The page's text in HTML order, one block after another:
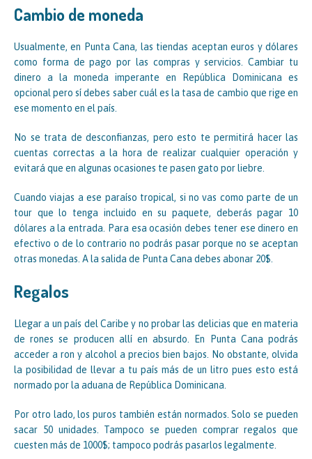
Cambio de moneda
Usualmente, en Punta Cana, las tiendas aceptan euros y dólares
como forma de pago por las compras y servicios. Cambiar tu
dinero a la moneda imperante en República Dominicana es
opcional pero sí debes saber cuál es la tasa de cambio que rige en
ese momento en el país.
No se trata de desconfianzas, pero esto te permitirá hacer las
cuentas correctas a la hora de realizar cualquier operación y
evitará que en algunas ocasiones te pasen gato por liebre.
Cuando viajas a ese paraíso tropical, si no vas como parte de un
tour que lo tenga incluido en su paquete, deberás pagar 10
dólares a la entrada. Para esa ocasión debes tener ese dinero en
efectivo o de lo contrario no podrás pasar porque no se aceptan
otras monedas. A la salida de Punta Cana debes abonar 20$.
Regalos
Llegar a un país del Caribe y no probar las delicias que en materia
de rones se producen allí en absurdo. En Punta Cana podrás
acceder a ron y alcohol a precios bien bajos. No obstante, olvida
la posibilidad de llevar a tu país más de un litro pues esto está
normado por la aduana de República Dominicana.
Por otro lado, los puros también están normados. Solo se pueden
sacar 50 unidades. Tampoco se pueden comprar regalos que
cuesten más de 1000$; tampoco podrás pasarlos legalmente.